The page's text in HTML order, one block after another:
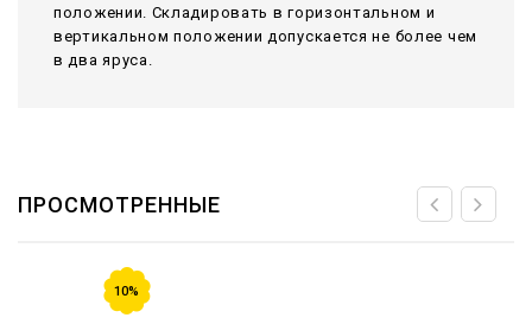
положении. Складировать в горизонтальном и
вертикальном положении допускается не более чем
в два яруса.
ПРОСМОТРЕННЫЕ
10%